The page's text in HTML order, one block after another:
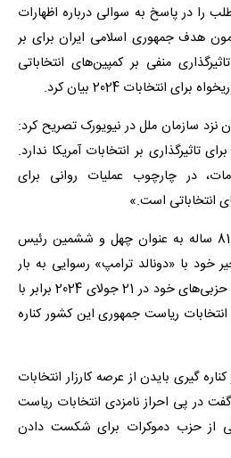
را در پاسخ به سوالی درباره اظهارات
هدف جمهوری اسلامی ایران برای بر
منفی بر کمپین‌های انتخاباتی
انتخابات 2024 بیان کرد.
نزد سازمان ملل در نیویورک تصریح کرد:
تاثیرگذاری بر انتخابات آمریکا ندارد.
در چارچوب عملیات روانی برای
انتخاباتی است.»
به گزارش ایرنا، «جو بایدن» 81 ساله به عنوان چهل و ششمین رئیس
خود با «دونالد ترامپ» رسوایی به بار
آورد، در نهایت تحت فشار هم حزبی‌های خود در 21 جولای 2024 برابر با
رقابت های انتخابات ریاست جمهوری این کشور کناره
گیری بایدن از عرصه کارزار انتخابات
2024 آمریکا گفت در پی احراز نامزدی انتخابات ریاست
از حزب دموکرات برای شکست دادن